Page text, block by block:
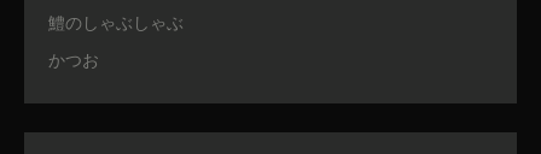
鱧のしゃぶしゃぶ
かつお